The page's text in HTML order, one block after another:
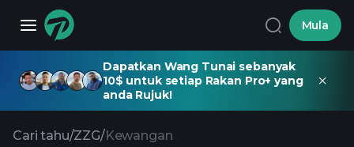
Mula
Dapatkan Wang Tunai sebanyak
10$ untuk setiap Rakan Pro+ yang
anda Rujuk!
Cari tahu/ZZG/Kewangan